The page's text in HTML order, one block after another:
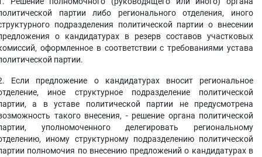
партии либо регионального отделения, иного
подразделения политической партии о внесении
о кандидатурах в резерв составов участковых
оформленное в соответствии с требованиями устава
партии.
Если предложение о кандидатурах вносит региональное
иное структурное подразделение политической
а в уставе политической партии не предусмотрена
такого внесения, - решение органа политической
уполномоченного делегировать региональному
иному структурному подразделению политической
полномочия по внесению предложений о кандидатурах в